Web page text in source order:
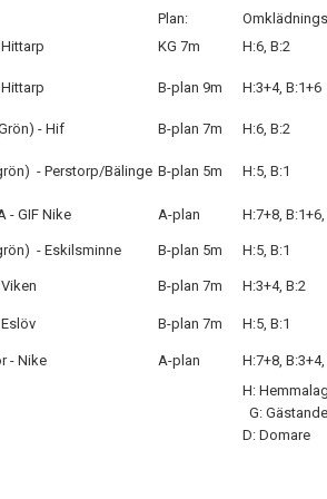
Plan:
KG 7m H:6, B:2
B-plan 9m H:3+4, B:1+6
- Hif B-plan 7m H:6, B:2
- Perstorp/Bälinge B-plan 5m H:5, B:1
- GIF Nike A-plan H:7+8,
- Eskilsminne B-plan 5m H:5, B:1
B-plan 7m H:3+4, B:2
B-plan 7m H:5, B:1
- Nike A-plan
H:7+8,
H:
G:
D: Domare